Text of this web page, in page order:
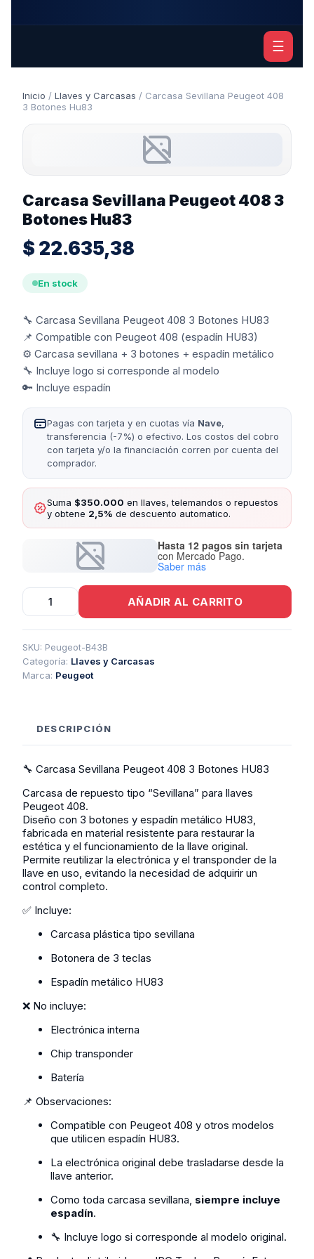
☰
Inicio / Llaves y Carcasas / Carcasa Sevillana Peugeot 408
3 Botones Hu83
Carcasa Sevillana Peugeot 408 3
Botones Hu83
$ 22.635,38
En stock
🔧 Carcasa Sevillana Peugeot 408 3 Botones HU83
📌 Compatible con Peugeot 408 (espadín HU83)
⚙️ Carcasa sevillana + 3 botones + espadín metálico
🔧 Incluye logo si corresponde al modelo
🔑 Incluye espadín
Pagas con tarjeta y en cuotas vía Nave,
transferencia (-7%) o efectivo. Los costos del cobro
con tarjeta y/o la financiación corren por cuenta del
comprador.
Suma $350.000 en llaves, telemandos o repuestos
y obtene 2,5% de descuento automatico.
Hasta 12 pagos sin tarjeta
con Mercado Pago.
Saber más
Carcasa
Sevillana
Peugeot
408
3
Botones
Hu83
AÑADIR AL CARRITO
SKU: Peugeot-B43B
Categoría: Llaves y Carcasas
Marca: Peugeot
DESCRIPCIÓN
🔧 Carcasa Sevillana Peugeot 408 3 Botones HU83
Carcasa de repuesto tipo “Sevillana” para llaves
Peugeot 408.
Diseño con 3 botones y espadín metálico HU83,
fabricada en material resistente para restaurar la
estética y el funcionamiento de la llave original.
Permite reutilizar la electrónica y el transponder de la
llave en uso, evitando la necesidad de adquirir un
control completo.
✅ Incluye:
Carcasa plástica tipo sevillana
Botonera de 3 teclas
Espadín metálico HU83
❌ No incluye:
Electrónica interna
Chip transponder
Batería
📌 Observaciones:
Compatible con Peugeot 408 y otros modelos
que utilicen espadín HU83.
La electrónica original debe trasladarse desde la
llave anterior.
Como toda carcasa sevillana, siempre incluye
espadín.
🔧 Incluye logo si corresponde al modelo original.